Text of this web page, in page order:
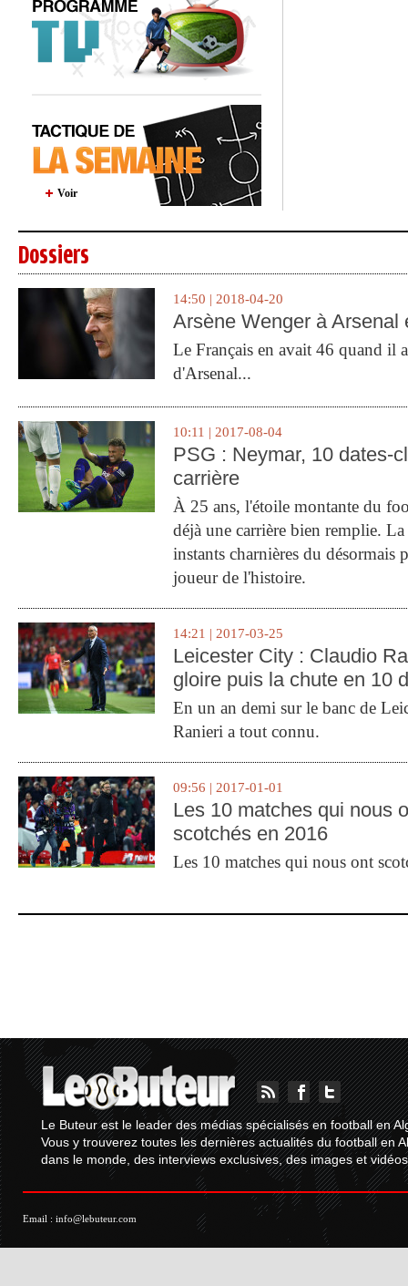
Voir
Dossiers
14:50 | 2018-04-20
Arsène Wenger à Arsenal
Le Français en avait 46 quand il
d'Arsenal...
10:11 | 2017-08-04
PSG : Neymar, 10 dates-
carrière
À 25 ans, l'étoile montante du
déjà une carrière bien remplie.
instants charnières du désormais
joueur de l'histoire.
14:21 | 2017-03-25
Leicester City : Claudio
gloire puis la chute en 10
En un an demi sur le banc de
Ranieri a tout connu.
09:56 | 2017-01-01
Les 10 matches qui nous
scotchés en 2016
Les 10 matches qui nous ont
Le Buteur est le leader des médias spécialisés en football en
Vous y trouverez toutes les dernières actualités du football en
dans le monde, des interviews exclusives, des images et
Email : info@lebuteur.com